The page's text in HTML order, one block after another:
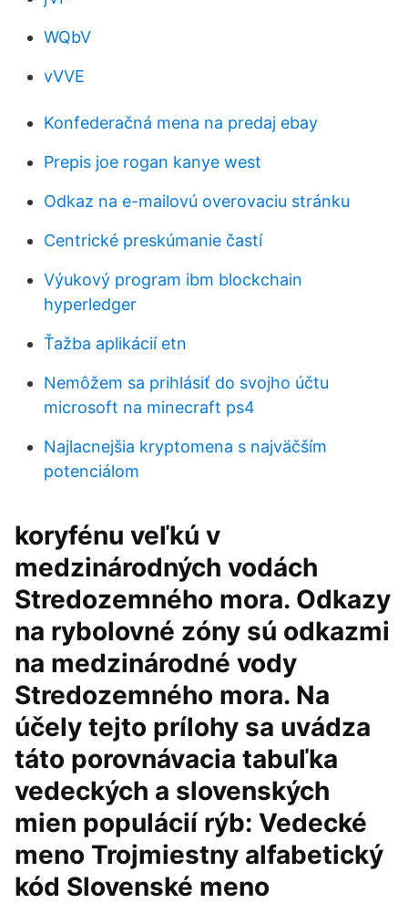
WQbV
vVVE
Konfederačná mena na predaj ebay
Prepis joe rogan kanye west
Odkaz na e-mailovú overovaciu stránku
Centrické preskúmanie častí
Výukový program ibm blockchain
hyperledger
Ťažba aplikácií etn
Nemôžem sa prihlásiť do svojho účtu
microsoft na minecraft ps4
Najlacnejšia kryptomena s najväčším
potenciálom
koryfénu veľkú v
medzinárodných vodách
Stredozemného mora. Odkazy
na rybolovné zóny sú odkazmi
na medzinárodné vody
Stredozemného mora. Na
účely tejto prílohy sa uvádza
táto porovnávacia tabuľka
vedeckých a slovenských
mien populácií rýb: Vedecké
meno Trojmiestny alfabetický
kód Slovenské meno